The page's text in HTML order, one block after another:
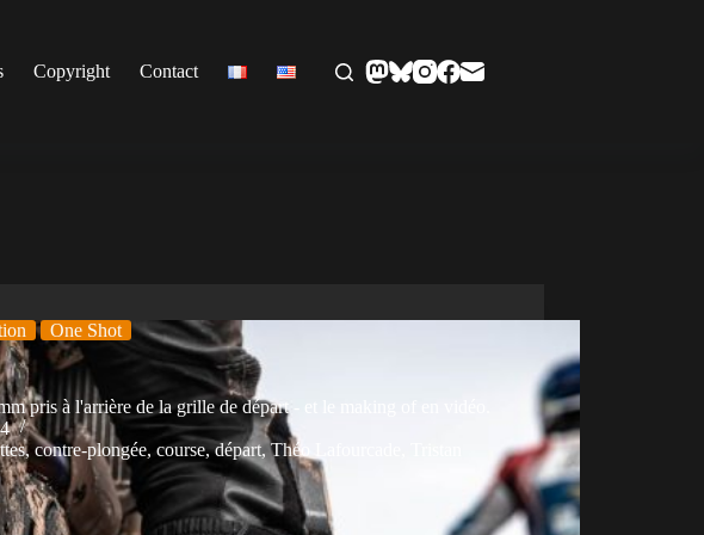
Copyright Contact
One Shot
pris à l'arrière de la grille de départ - et le making of en vidéo.
, contre-plongée, course,départ,Théo Lafourcade